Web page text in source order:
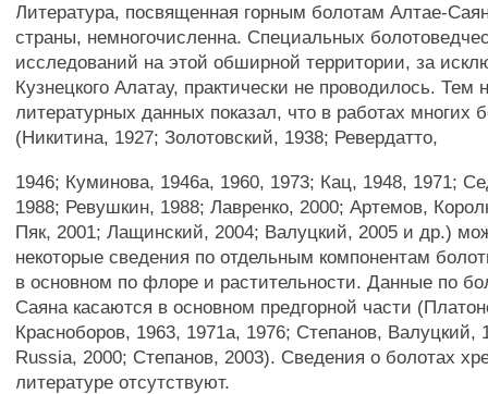
Литература, посвященная горным болотам Алтае-
страны, немногочисленна. Специальных
исследований на этой обширной территории, за
Кузнецкого Алатау, практически не проводилось. Тем
литературных данных показал, что в работах многих
(Никитина, 1927; Золотовский, 1938; Ревердатто,
1946; Куминова, 1946а, 1960, 1973; Кац, 1948, 1971;
1988; Ревушкин, 1988; Лавренко, 2000; Артемов,
Пяк, 2001; Лащинский, 2004; Валуцкий, 2005 и др.)
некоторые сведения по отдельным компонентам
в основном по флоре и растительности. Данные по
Саяна касаются в основном предгорной части
Красноборов, 1963, 1971а, 1976; Степанов, Валуцкий,
Russia, 2000; Степанов, 2003). Сведения о болотах
литературе отсутствуют.